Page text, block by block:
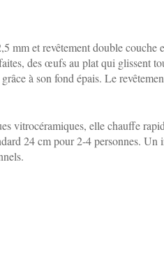
mm et revêtement double couche
des œufs au plat qui glissent
à son fond épais. Le
vitrocéramiques, elle chauffe
24 cm pour 2-4 personnes. Un